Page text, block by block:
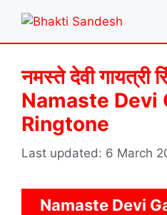
content
नमस्ते देवी गायत्री
Namaste Devi
Ringtone
6 March
Namaste Devi